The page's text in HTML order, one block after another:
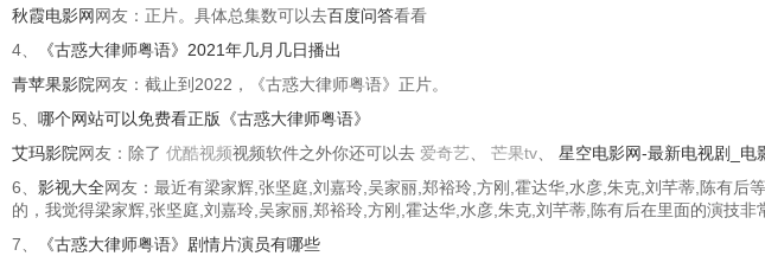
秋霞电影网 网友：正片。具体总集数可以去百度问答看看
4、
《古惑大律师粤语》2021年几月几日播出
青苹果影院网友：截止到2022，《古惑大律师粤语》正片。
5、 哪个网站可以免费看正版《古惑大律师粤语》
艾玛影院网友：除了 优酷视频视频软件之外你还可以去 爱奇艺 芒果tv 星空电影网-最新电视剧_电
6、 影视大全网友：最近有梁家辉,张坚庭,刘嘉玲,吴家丽,郑裕玲,方刚,霍达华,水彦,朱克,刘芊蒂,陈有
的，我觉得梁家辉,张坚庭,刘嘉玲,吴家丽,郑裕玲,方刚,霍达华,水彦,朱克,刘芊蒂,陈有后在里面的演技
7、
《古惑大律师粤语》剧情片演员有哪些